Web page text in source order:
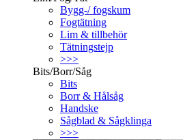
Bygg-/ fogskum
Fogtätning
Lim & tillbehör
Tätningstejp
>>>
Bits/Borr/Såg
Bits
Borr & Hålsåg
Handske
Sågblad & Sågklinga
>>>